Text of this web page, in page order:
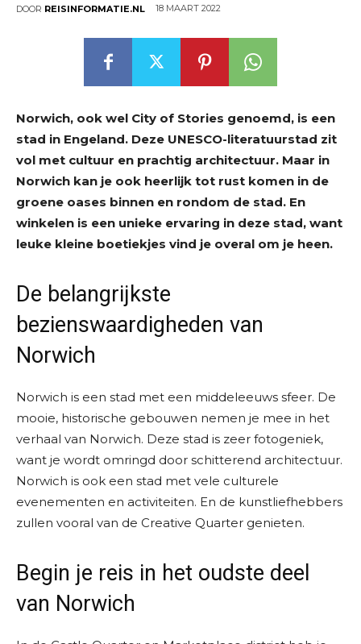
DOOR REISINFORMATIE.NL 18 MAART 2022
Norwich, ook wel City of Stories genoemd, is een
stad in Engeland. Deze UNESCO-literatuurstad zit
vol met cultuur en prachtig architectuur. Maar in
Norwich kan je ook heerlijk tot rust komen in de
groene oases binnen en rondom de stad. En
winkelen is een unieke ervaring in deze stad, want
leuke kleine boetiekjes vind je overal om je heen.
De belangrijkste
bezienswaardigheden van
Norwich
Norwich is een stad met een middeleeuws sfeer. De
mooie, historische gebouwen nemen je mee in het
verhaal van Norwich. Deze stad is zeer fotogeniek,
want je wordt omringd door schitterend architectuur.
Norwich is ook een stad met vele culturele
evenementen en activiteiten. En de kunstliefhebbers
zullen vooral van de Creative Quarter genieten.
Begin je reis in het oudste deel
van Norwich